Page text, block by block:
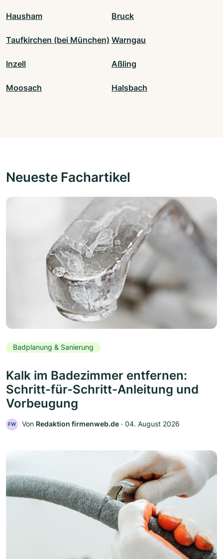
Hausham Bruck
Taufkirchen (bei München) Warngau
Inzell Aßling
Moosach Halsbach
Neueste Fachartikel
Badplanung & Sanierung
Kalk im Badezimmer entfernen:
Schritt-für-Schritt-Anleitung und
Vorbeugung
FW Von Redaktion firmenweb.de ‧ 04. August 2026